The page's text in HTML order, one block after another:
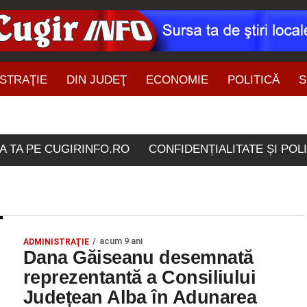
DIN JUDEŢ ECONOMIE POLITICĂ
TA PE CUGIRINFO.RO CONFIDENȚIALITATE ȘI
etichetate "Dana
ADMINISTRAŢIE acum 9 ani
Dana Găiseanu desemnată
reprezentantă a Consiliului
Județean Alba în Adunarea